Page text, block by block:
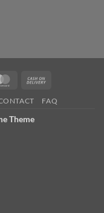
MasterCard
Delivery
FAQ
Theme